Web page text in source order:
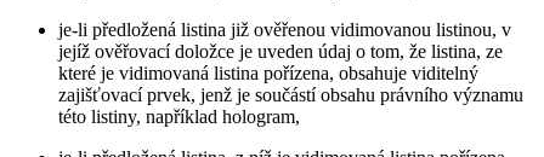
je-li předložená listina již ověřenou vidimovanou listinou, v
jejíž ověřovací doložce je uveden údaj o tom, že listina, ze
které je vidimovaná listina pořízena, obsahuje viditelný
zajišťovací prvek, jenž je součástí obsahu právního významu
této listiny, například hologram,